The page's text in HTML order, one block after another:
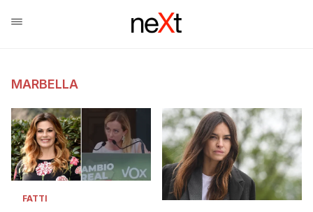
MARBELLA
FATTI